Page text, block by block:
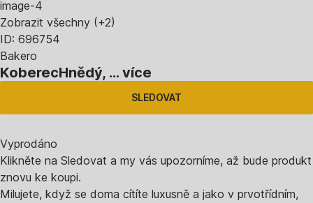
Zobrazit všechny (+2)
ID: 696754
Bakero
KoberecHnědý, … více
SLEDOVAT
Vyprodáno
Klikněte na Sledovat a my vás upozorníme, až bude produkt
znovu ke koupi.
Milujete, když se doma cítíte luxusně a jako v prvotřídním,